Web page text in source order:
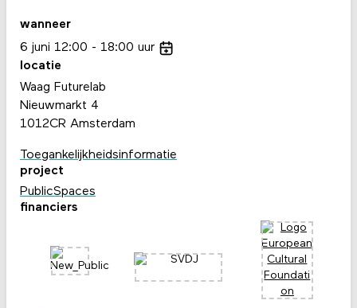
wanneer
6 juni 12:00 18:00 uur
locatie
Waag Futurelab
Nieuwmarkt 4
1012CR Amsterdam
Toegankelijkheidsinformatie
project
PublicSpaces
financiers